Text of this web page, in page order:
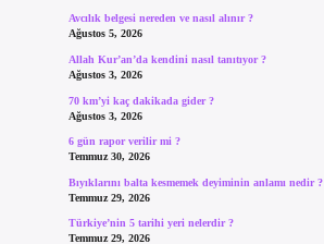
Avcılık belgesi nereden ve nasıl alınır ?
Ağustos 5, 2026
Allah Kur’an’da kendini nasıl tanıtıyor ?
Ağustos 3, 2026
70 km’yi kaç dakikada gider ?
Ağustos 3, 2026
6 gün rapor verilir mi ?
Temmuz 30, 2026
Bıyıklarını balta kesmemek deyiminin anlamı nedir ?
Temmuz 29, 2026
Türkiye’nin 5 tarihi yeri nelerdir ?
Temmuz 29, 2026